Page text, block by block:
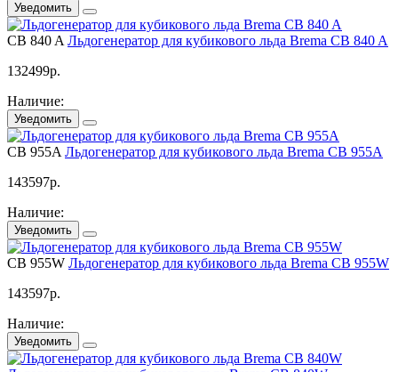
Уведомить
CB 840 A Льдогенератор для кубикового льда Brema CB 840 A
132499р.
Наличие:
Уведомить
CB 955A Льдогенератор для кубикового льда Brema CB 955A
143597р.
Наличие:
Уведомить
CB 955W Льдогенератор для кубикового льда Brema CB 955W
143597р.
Наличие:
Уведомить